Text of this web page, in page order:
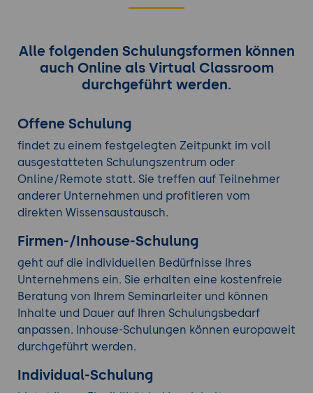
Alle folgenden Schulungsformen können
auch Online als Virtual Classroom
durchgeführt werden.
Offene Schulung
findet zu einem festgelegten Zeitpunkt im voll
ausgestatteten Schulungszentrum oder
Online/Remote statt. Sie treffen auf Teilnehmer
anderer Unternehmen und profitieren vom
direkten Wissensaustausch.
Firmen-/Inhouse-Schulung
geht auf die individuellen Bedürfnisse Ihres
Unternehmens ein. Sie erhalten eine kostenfreie
Beratung von Ihrem Seminarleiter und können
Inhalte und Dauer auf Ihren Schulungsbedarf
anpassen. Inhouse-Schulungen können europaweit
durchgeführt werden.
Individual-Schulung